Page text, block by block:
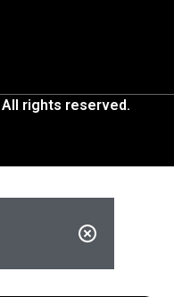
rights reserved.